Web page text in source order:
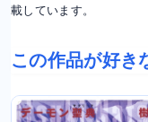
載しています。
この作品が好き